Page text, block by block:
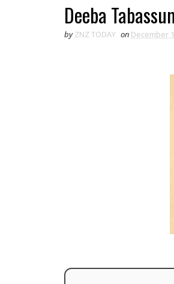
Deeba
by ZNZ TODAY on December